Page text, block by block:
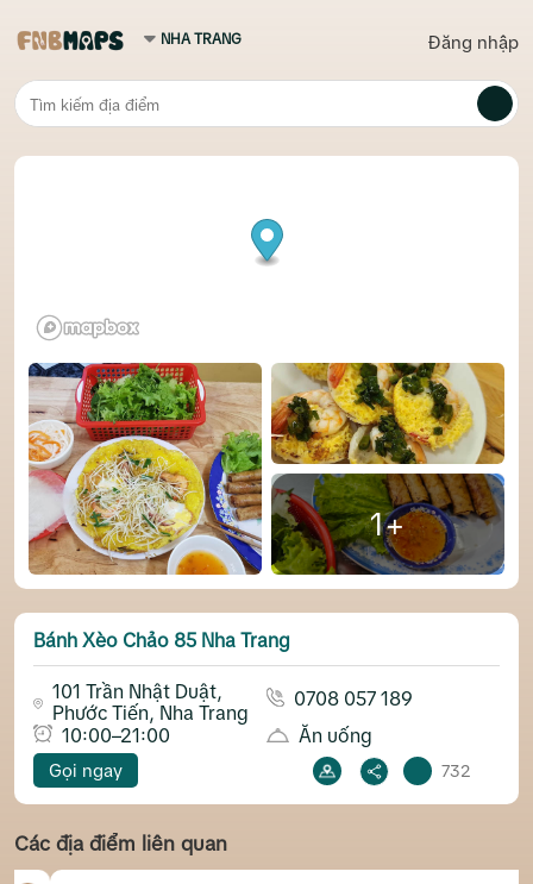
Đăng nhập
1+
Bánh Xèo Chảo 85 Nha Trang
101 Trần Nhật Duật,
Phước Tiến, Nha Trang
0708 057 189
10:00–21:00
Ăn uống
Gọi ngay 732
Các địa điểm liên quan